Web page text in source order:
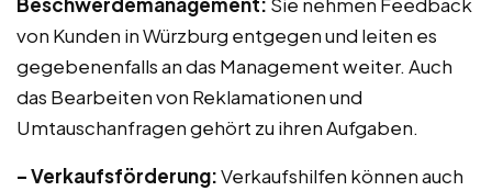
von Kunden in Würzburg entgegen und leiten es
gegebenenfalls an das Management weiter. Auch
das Bearbeiten von Reklamationen und
Umtauschanfragen gehört zu ihren Aufgaben.
– Verkaufsförderung:Verkaufshilfen können auch